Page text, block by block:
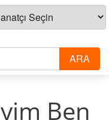
Ben